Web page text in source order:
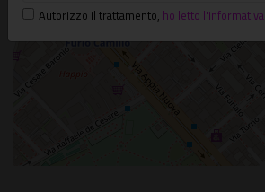
Autorizzo il trattamento, ho letto l'informativa